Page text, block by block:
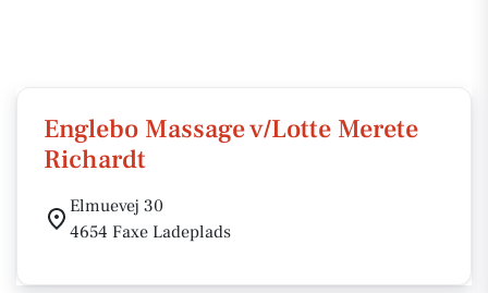
Englebo Massage v/Lotte Merete
Richardt
Elmuevej 30
4654 Faxe Ladeplads